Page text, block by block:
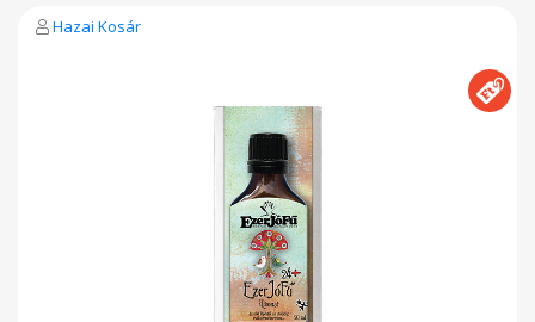
Ezerjófű énkezű gyógyműves alkoholmentes terméke.
Gyártja: EzerjóFű Gyógynövény Kft Zalaegerszeg
Hazai Kosár